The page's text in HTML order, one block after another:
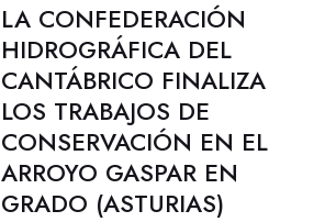
LA CONFEDERACIÓN
HIDROGRÁFICA DEL
CANTÁBRICO FINALIZA
LOS TRABAJOS DE
CONSERVACIÓN EN EL
ARROYO GASPAR EN
GRADO (ASTURIAS)